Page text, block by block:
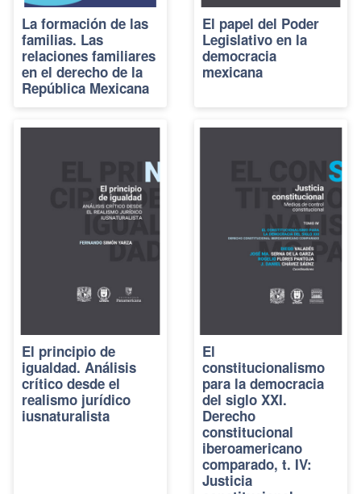
La formación de las
familias. Las
relaciones familiares
en el derecho de la
República Mexicana
El papel del Poder
Legislativo en la
democracia
mexicana
El principio de
igualdad. Análisis
crítico desde el
realismo jurídico
iusnaturalista
El
constitucionalismo
para la democracia
del siglo XXI.
Derecho
constitucional
iberoamericano
comparado, t. IV:
Justicia